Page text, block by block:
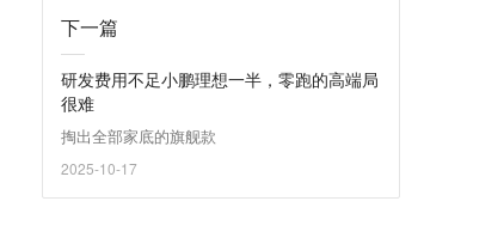
下一篇
研发费用不足小鹏理想一半，零跑的高端局
很难
掏出全部家底的旗舰款
2025-10-17